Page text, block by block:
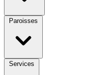
Paroisses
Services